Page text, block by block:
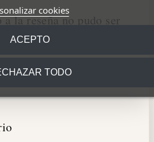
la reseña no pudo ser
cookies
TODO
ACEPTO